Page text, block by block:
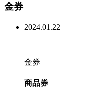
金券
2024.01.22
金券
商品券